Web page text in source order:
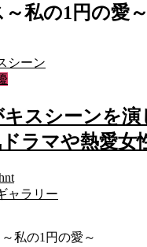
私の1円の愛～
スシーンを演
ラマや熱愛女
ャラリー
私の1円の愛～